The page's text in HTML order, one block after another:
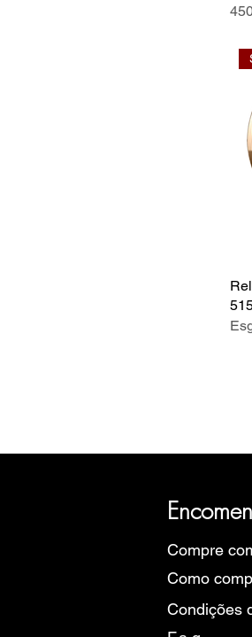
Compre
Como
Condições